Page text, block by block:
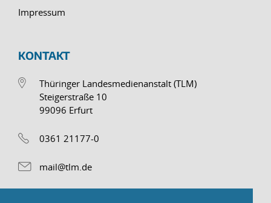
Impressum
KONTAKT
Thüringer Landesmedienanstalt (TLM)
Steigerstraße 10
99096 Erfurt
0361 21177-0
mail@tlm.de